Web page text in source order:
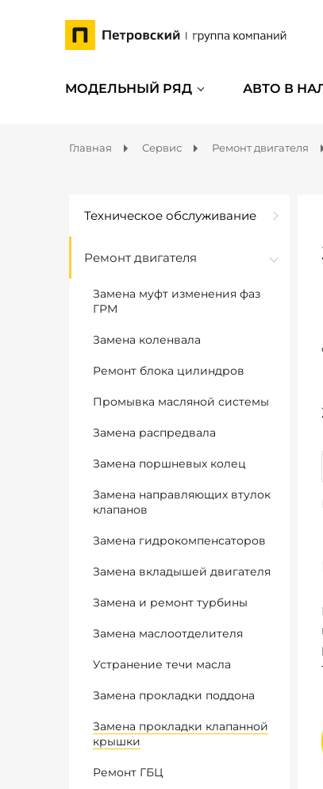
МОДЕЛЬНЫЙ РЯД АВТО В
Главная Сервис Ремонт двигателя
Техническое обслуживание
Ремонт двигателя
Замена муфт изменения фаз
ГРМ
Замена коленвала
Ремонт блока цилиндров
Промывка масляной системы
Замена распредвала
Замена поршневых колец
Замена направляющих втулок
клапанов
Замена гидрокомпенсаторов
Замена вкладышей двигателя
Замена и ремонт турбины
Замена маслоотделителя
Устранение течи масла
Замена прокладки поддона
Замена прокладки клапанной
крышки
Ремонт ГБЦ